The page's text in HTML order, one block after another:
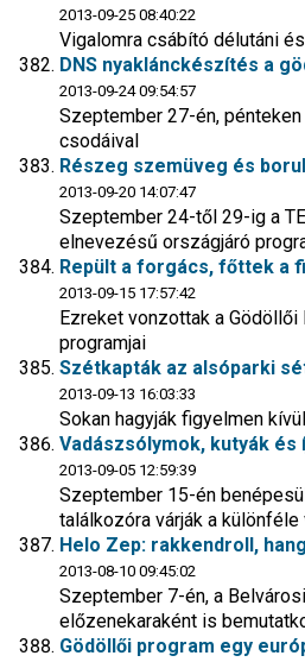
2013-09-25 08:40:22
Vigalomra csábító délutáni
DNS nyaklánckészítés a
2013-09-24 09:54:57
Szeptember 27-én,
csodáival
Részeg szemüveg és
2013-09-20 14:07:47
Szeptember 24-től 29-ig a
elnevezésű országjáró
Repült a forgács, főttek a
2013-09-15 17:57:42
Ezreket vonzottak a
programjai
Szétkapták az alsóparki
2013-09-13 16:03:33
Sokan hagyják figyelmen
Vadászsólymok, kutyák
2013-09-05 12:59:39
Szeptember 15-én
találkozóra várják a
Helo Zep: rakkendroll,
2013-08-10 09:45:02
Szeptember 7-én, a
előzenekaraként is
Gödöllői program egy